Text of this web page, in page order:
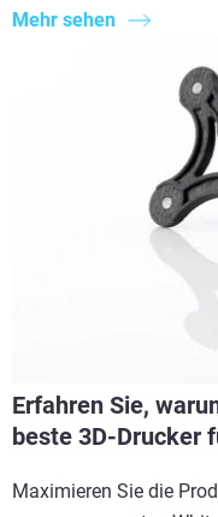
Mehr sehen
Erfahren Sie,
beste 3D-Drucker
Maximieren Sie die